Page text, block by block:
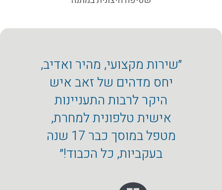
״שירות מקצועי, מהיר ואדיב,
יחס מדהים של זאב איש
היקר לרבות התעניינות
אישית טלפונית למחרת,
מטפל במוסך כבר 17 שנה
בעקביות, כל הכבוד!״